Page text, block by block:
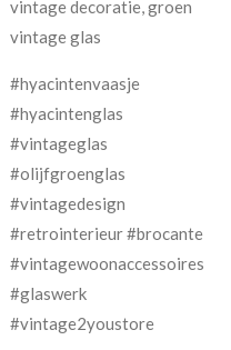
vintage decoratie, groen
vintage glas
#hyacintenvaasje
#hyacintenglas
#vintageglas
#olijfgroenglas
#vintagedesign
#retrointerieur #brocante
#vintagewoonaccessoires
#glaswerk
#vintage2youstore